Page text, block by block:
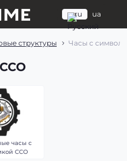
ru ua
структуры Часы с
часы с
ССО